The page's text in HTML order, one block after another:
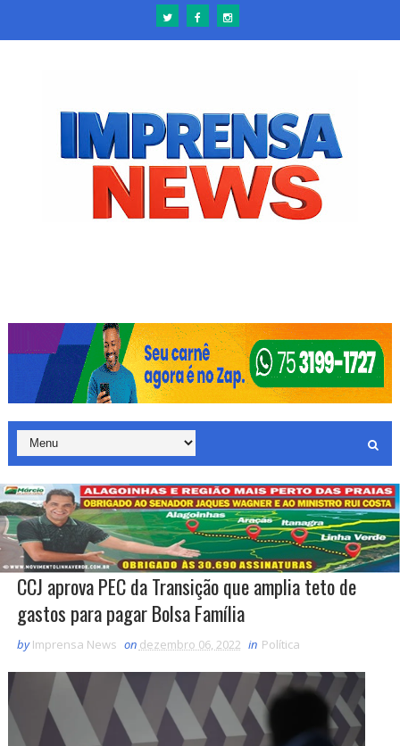
CCJ aprova PEC da Transição que amplia teto de
gastos para pagar Bolsa Família
by Imprensa News on dezembro 06, 2022 in Política